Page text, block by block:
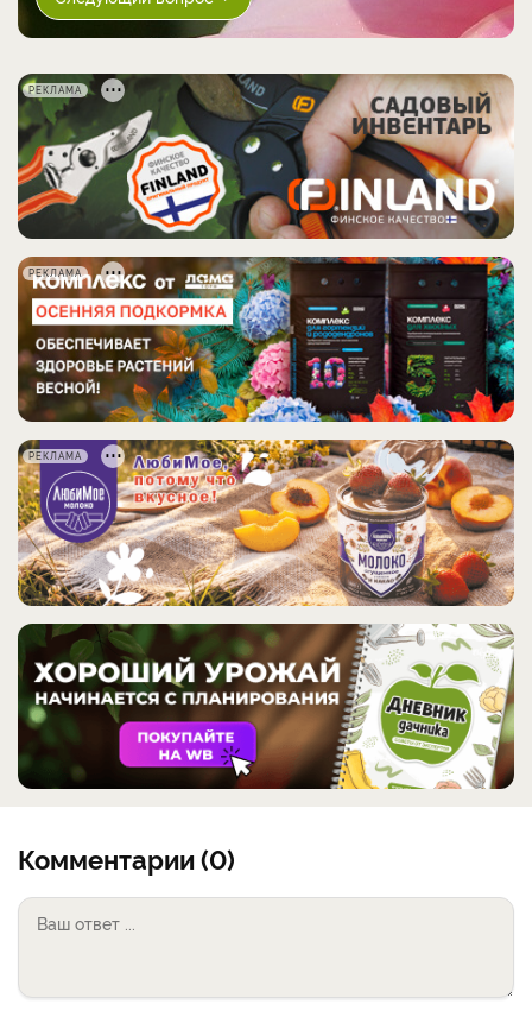
РЕКЛАМА
РЕКЛАМА
РЕКЛАМА
Комментарии (0)